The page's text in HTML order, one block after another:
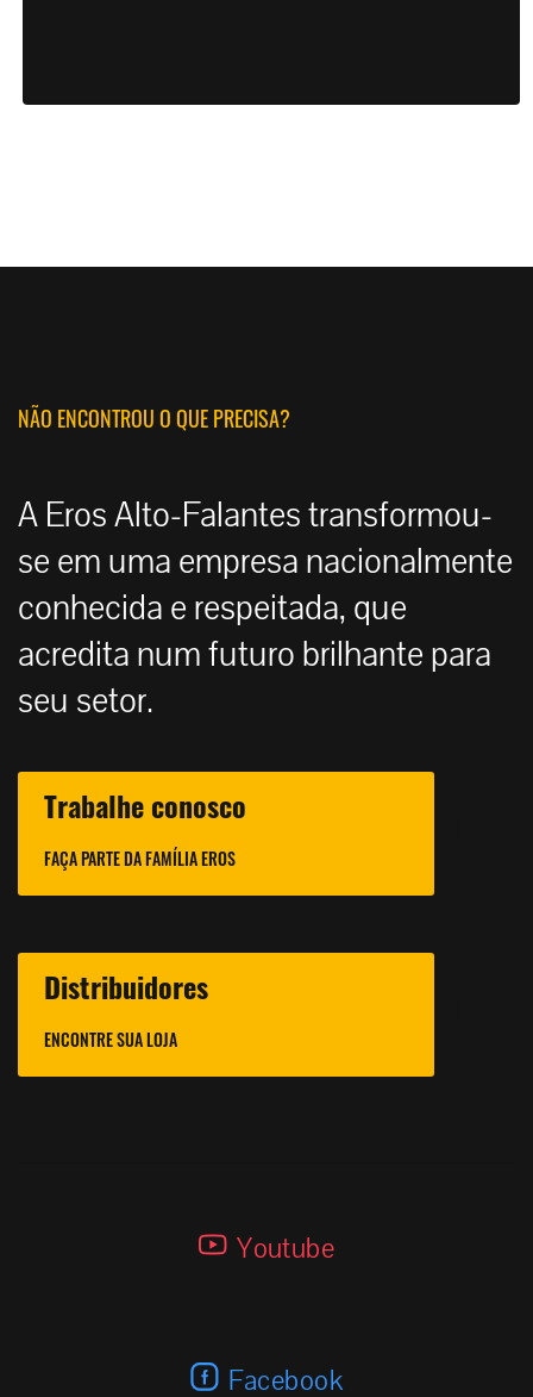
NÃO ENCONTROU O QUE PRECISA?
A Eros Alto-Falantes transformou-
se em uma empresa nacionalmente
conhecida e respeitada, que
acredita num futuro brilhante para
seu setor.
Trabalhe conosco
FAÇA PARTE DA FAMÍLIA EROS
Distribuidores
ENCONTRE SUA LOJA
Youtube
Facebook